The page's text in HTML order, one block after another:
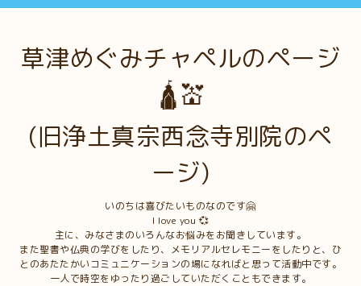
草津めぐみチャペルのページ
🛕💒
(旧浄土真宗西念寺別院のペ
ージ)
いのちは喜びたいものなのです🤗
I love you 💞
主に、みなさまのいろんなお悩みをお聞きしています。
また聖書や仏典の学びをしたり、メモリアルセレモニーをしたりと、ひ
とのあたたかいコミュニケーションの場になればと思って活動中です。
一人で時空をゆったり過ごしていただくこともできます。